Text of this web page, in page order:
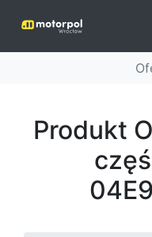
Produkt